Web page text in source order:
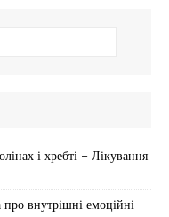
і хребті – Лікування
про внутрішні емоційні